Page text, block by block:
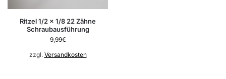
Ritzel 1/2 x 1/8 22 Zähne
Schraubausführung
9,99€
zzgl. Versandkosten